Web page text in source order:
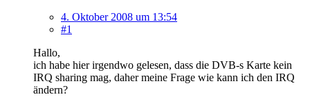
4. Oktober 2008 um 13:54
#1
Hallo,
ich habe hier irgendwo gelesen, dass die DVB-s Karte kein
IRQ sharing mag, daher meine Frage wie kann ich den IRQ
ändern?